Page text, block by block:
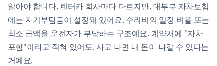
알아야 합니다. 렌터카 회사마다 다르지만, 대부분 자차보험
에는 자기부담금이 설정돼 있어요. 수리비의 일정 비율 또는
최소 금액을 운전자가 부담하는 구조예요. 계약서에 "자차
포함"이라고 적혀 있어도, 사고 나면 내 돈이 나갈 수 있다는
거예요.